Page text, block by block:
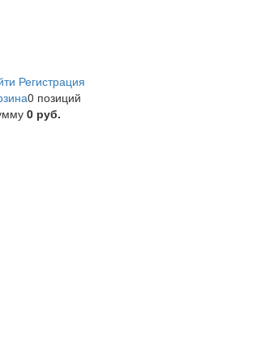
Регистрация
0 позиций
0 руб.